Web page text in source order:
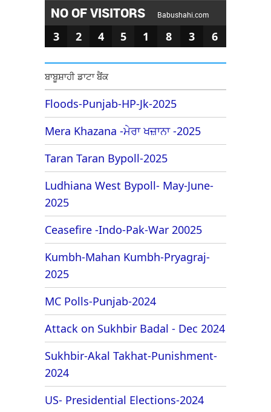
NO OF VISITORS Babushahi.com
3 2 4 5 1 8 3 6
ਬਾਬੂਸ਼ਾਹੀ ਡਾਟਾ ਬੈਂਕ
Floods-Punjab-HP-Jk-2025
Mera Khazana -ਮੇਰਾ ਖਜ਼ਾਨਾ -2025
Taran Taran Bypoll-2025
Ludhiana West Bypoll- May-June-
2025
Ceasefire -Indo-Pak-War 20025
Kumbh-Mahan Kumbh-Pryagraj-
2025
MC Polls-Punjab-2024
Attack on Sukhbir Badal - Dec 2024
Sukhbir-Akal Takhat-Punishment-
2024
US- Presidential Elections-2024